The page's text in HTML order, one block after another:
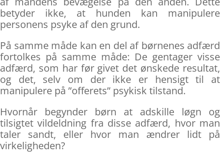
betyder ikke, at hunden kan manipulere
personens psyke af den grund.
På samme måde kan en del af børnenes adfærd
fortolkes på samme måde: De gentager visse
adfærd, som har før givet det ønskede resultat,
og det, selv om der ikke er hensigt til at
manipulere på ”offerets” psykisk tilstand.
Hvornår begynder børn at adskille løgn og
tilsigtet vildeldning fra disse adfærd, hvor man
taler sandt, eller hvor man ændrer lidt på
virkeligheden?